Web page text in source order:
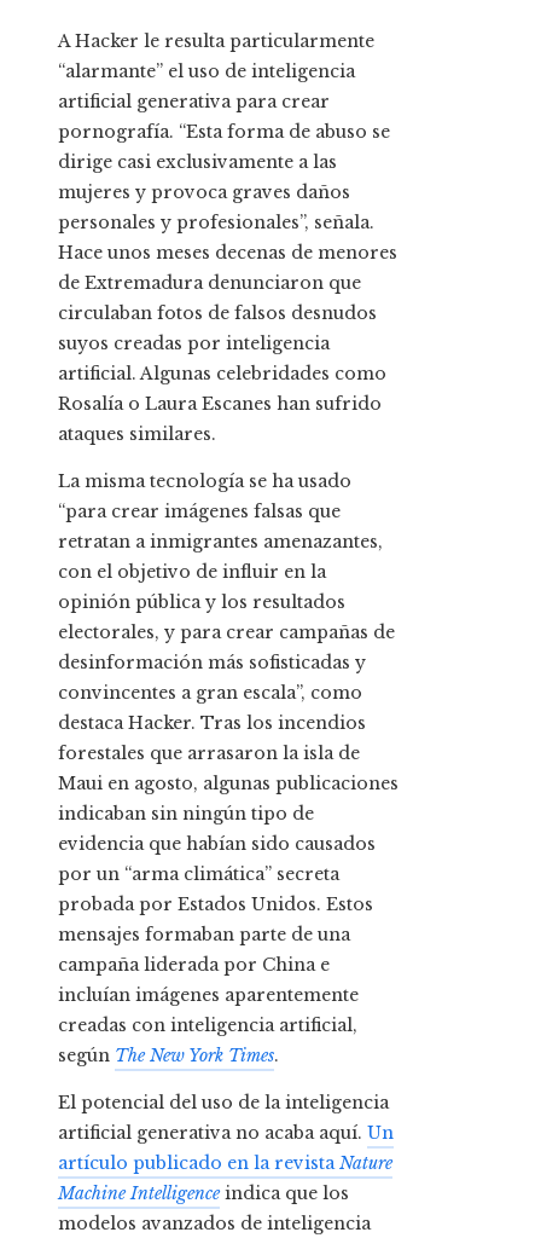
A Hacker le resulta particularmente
“alarmante” el uso de inteligencia
artificial generativa para crear
pornografía. “Esta forma de abuso se
dirige casi exclusivamente a las
mujeres y provoca graves daños
personales y profesionales”, señala.
Hace unos meses decenas de menores
de Extremadura denunciaron que
circulaban fotos de falsos desnudos
suyos creadas por inteligencia
artificial. Algunas celebridades como
Rosalía o Laura Escanes han sufrido
ataques similares.
La misma tecnología se ha usado
“para crear imágenes falsas que
retratan a inmigrantes amenazantes,
con el objetivo de influir en la
opinión pública y los resultados
electorales, y para crear campañas de
desinformación más sofisticadas y
convincentes a gran escala”, como
destaca Hacker. Tras los incendios
forestales que arrasaron la isla de
Maui en agosto, algunas publicaciones
indicaban sin ningún tipo de
evidencia que habían sido causados
por un “arma climática” secreta
probada por Estados Unidos. Estos
mensajes formaban parte de una
campaña liderada por China e
incluían imágenes aparentemente
creadas con inteligencia artificial,
según The New York Times.
El potencial del uso de la inteligencia
artificial generativa no acaba aquí. Un
artículo publicado en la revista Nature
Machine Intelligenceindica que los
modelos avanzados de inteligencia